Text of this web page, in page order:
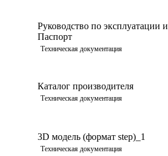
Руководство по эксплуатации и
Паспорт
Техническая документация
Каталог производителя
Техническая документация
3D модель (формат step)_1
Техническая документация